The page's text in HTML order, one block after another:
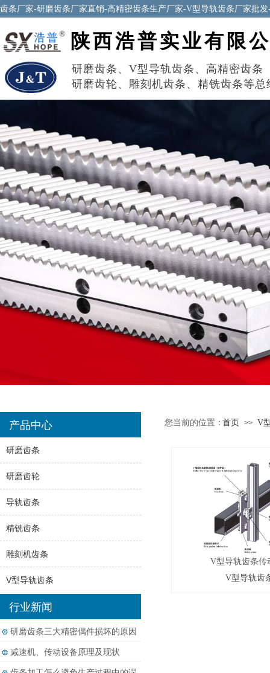
齿条厂家-研磨齿条厂家直销-高精密齿条生产厂家-V型导轨齿条厂家批
研磨齿条 、 V型导轨齿条 、 高精密齿条
研磨齿轮 、 雕刻机齿条 、 精铣齿条等总
陕西浩普实业有限
产品中心 您当前的位置：首页 >> V
研磨齿条
研磨齿轮
导轨齿条
精铣齿条
雕刻机齿条
V型导轨齿条
V型导轨齿条传
V型导轨齿
行业新闻
研磨齿条三大精密偶件损坏的原因
减速机、传动设备原理及现状